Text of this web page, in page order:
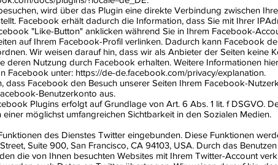
wird über das Plugin eine direkte Verbindung zwischen
Facebook erhält dadurch die Information, dass Sie mit Ihrer
"Like-Button" anklicken während Sie in Ihrem Facebook-
auf Ihrem Facebook-Profil verlinken. Dadurch kann Facebook
Wir weisen darauf hin, dass wir als Anbieter der Seiten keine
deren Nutzung durch Facebook erhalten. Weitere Informationen
Facebook unter: https://de-de.facebook.com/privacy/explanation.
dass Facebook den Besuch unserer Seiten Ihrem Facebook-
Benutzerkonto aus.
Plugins erfolgt auf Grundlage von Art. 6 Abs. 1 lit. f DSGVO.
einer möglichst umfangreichen Sichtbarkeit in den Sozialen Medien.
des Dienstes Twitter eingebunden. Diese Funktionen
Suite 900, San Francisco, CA 94103, USA. Durch das
die von Ihnen besuchten Websites mit Ihrem Twitter-Account